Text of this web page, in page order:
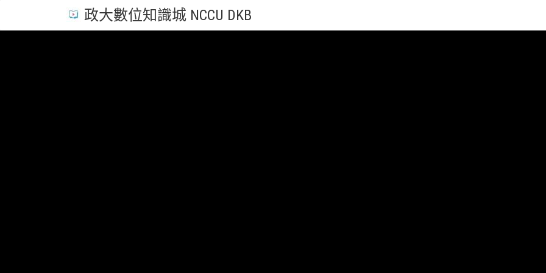
政大數位知識城 NCCU DKB